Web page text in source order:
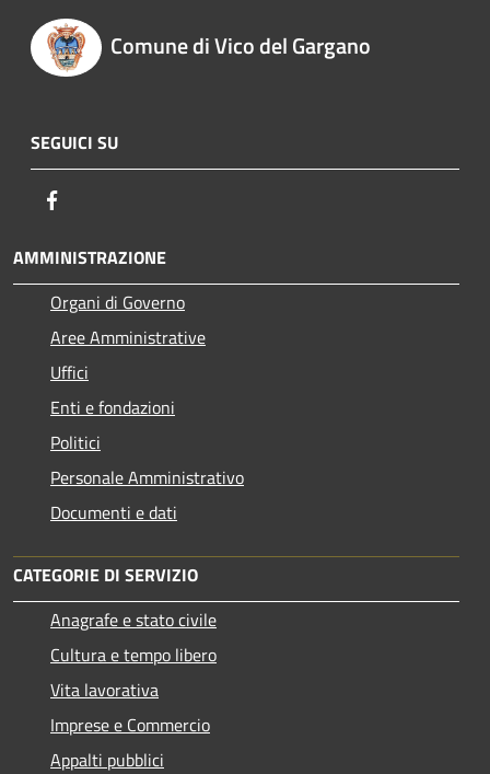
Comune di Vico del Gargano
SEGUICI SU
AMMINISTRAZIONE
Organi di Governo
Aree Amministrative
Uffici
Enti e fondazioni
Politici
Personale Amministrativo
Documenti e dati
CATEGORIE DI SERVIZIO
Anagrafe e stato civile
Cultura e tempo libero
Vita lavorativa
Imprese e Commercio
Appalti pubblici